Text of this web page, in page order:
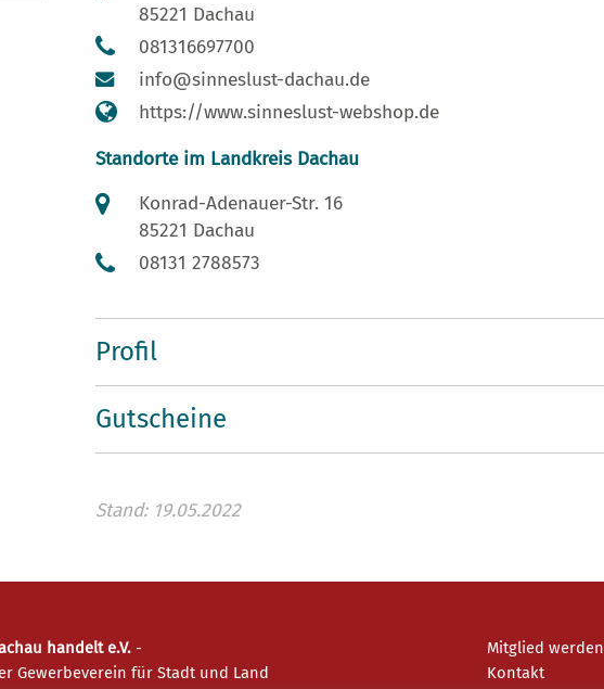
85221 Dachau
081316697700
info@sinneslust-dachau.de
https://www.sinneslust-webshop.de
Standorte im Landkreis Dachau
Konrad-Adenauer-Str. 16
85221 Dachau
08131 2788573
Profil
Gutscheine
Stand: 19.05.2022
handelt e.V. -
Gewerbeverein für Stadt und Land
Mitglied werden
Kontakt